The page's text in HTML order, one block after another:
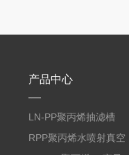
产品中心
LN-PP聚丙烯抽滤槽
RPP聚丙烯水喷射真空